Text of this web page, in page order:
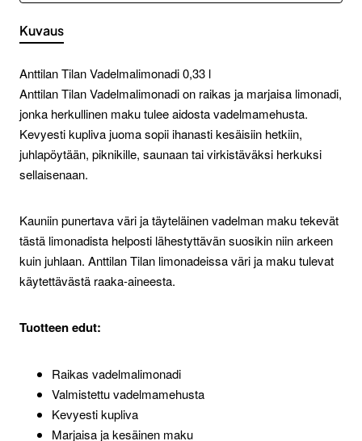
Kuvaus
Anttilan Tilan Vadelmalimonadi 0,33 l
Anttilan Tilan Vadelmalimonadi on raikas ja marjaisa limonadi,
jonka herkullinen maku tulee aidosta vadelmamehusta.
Kevyesti kupliva juoma sopii ihanasti kesäisiin hetkiin,
juhlapöytään, piknikille, saunaan tai virkistäväksi herkuksi
sellaisenaan.
Kauniin punertava väri ja täyteläinen vadelman maku tekevät
tästä limonadista helposti lähestyttävän suosikin niin arkeen
kuin juhlaan. Anttilan Tilan limonadeissa väri ja maku tulevat
käytettävästä raaka-aineesta.
Tuotteen edut:
Raikas vadelmalimonadi
Valmistettu vadelmamehusta
Kevyesti kupliva
Marjaisa ja kesäinen maku